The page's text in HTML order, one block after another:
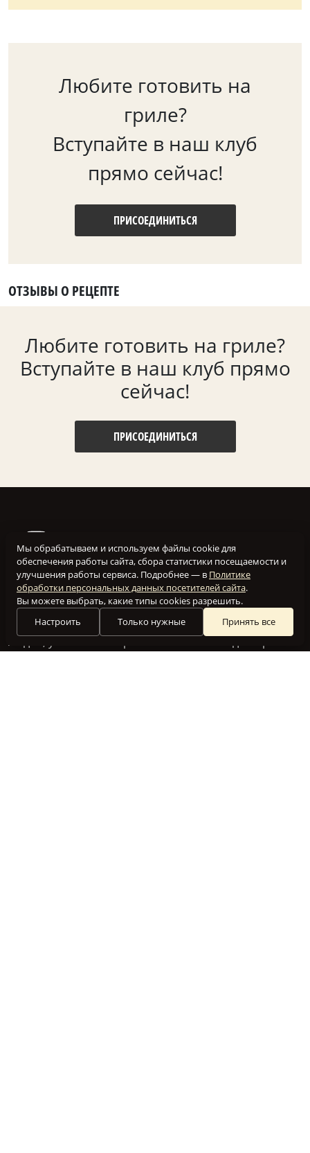
Любите готовить на
гриле?
Вступайте в наш клуб
прямо сейчас!
ПРИСОЕДИНИТЬСЯ
ОТЗЫВЫ О РЕЦЕПТЕ
Любите готовить на гриле?
Вступайте в наш клуб прямо
сейчас!
ПРИСОЕДИНИТЬСЯ
Наш клуб создан для того, чтобы объединить вместе
людей, увлеченных приготовлением блюд на гриле.
Мы обрабатываем и используем файлы cookie для
обеспечения работы сайта, сбора статистики посещаемости и
улучшения работы сервиса. Подробнее — в Политике
обработки персональных данных посетителей сайта.
Вы можете выбрать, какие типы cookies разрешить.
Настроить
Только нужные Принять все